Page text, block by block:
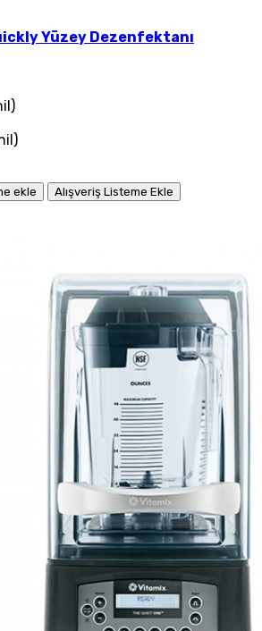
Yüzey Dezenfektanı
ekle
Alışveriş Listeme Ekle